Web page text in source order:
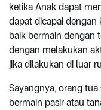
ketika Anak dapat
dapat dicapai dengan
baik bermain dengan
dengan melakukan
jika dilakukan di luar
Sayangnya, orang
bermain pasir atau